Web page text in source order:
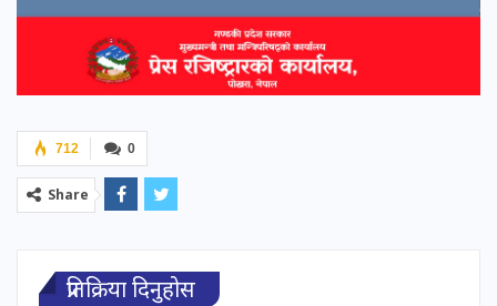
0
712
Share
प्रतिक्रिया दिनुहोस